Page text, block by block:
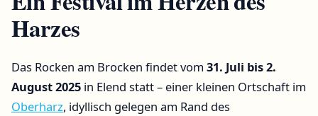
Harzes
Das Rocken am Brocken findet vom 31. Juli bis 2.
August 2025 in Elend statt – einer kleinen Ortschaft im
Oberharz, idyllisch gelegen am Rand des